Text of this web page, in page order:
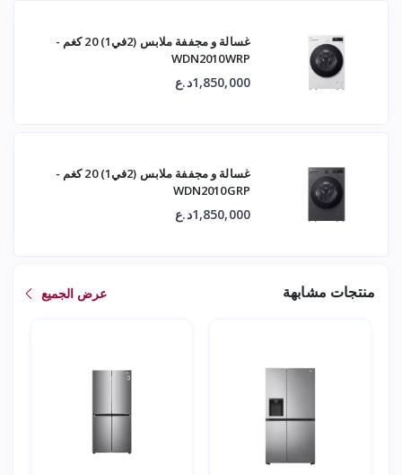
غسالة و مجففة ملابس (2في1) 20 كغم -
WDN2010WRP
1,850,000د.ع
غسالة و مجففة ملابس (2في1) 20 كغم -
WDN2010GRP
1,850,000د.ع
منتجات مشابهة عرض الجميع